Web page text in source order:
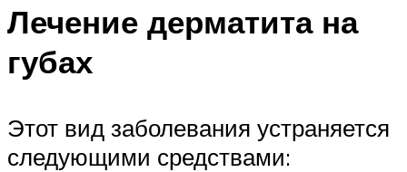
Лечение дерматита на
губах
Этот вид заболевания устраняется
следующими средствами: